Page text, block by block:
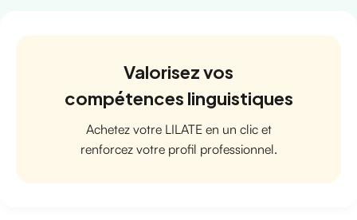
Valorisez vos
compétences linguistiques
Achetez votre LILATE en un clic et
renforcez votre profil professionnel.